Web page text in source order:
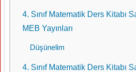
4. Sınıf Matematik Ders Kitabı
MEB Yayınları
Düşünelim
4. Sınıf Matematik Ders Kitabı